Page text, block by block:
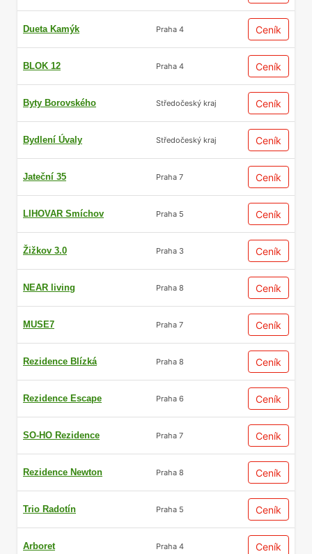
Dueta Kamýk Praha 4 Ceník
BLOK 12 Praha 4 Ceník
Byty Borovského Středočeský kraj Ceník
Bydlení Úvaly Středočeský kraj Ceník
Jateční 35 Praha 7 Ceník
LIHOVAR Smíchov Praha 5 Ceník
Žižkov 3.0 Praha 3 Ceník
NEAR living Praha 8 Ceník
MUSE7 Praha 7 Ceník
Rezidence Blízká Praha 8 Ceník
Rezidence Escape Praha 6 Ceník
SO-HO Rezidence Praha 7 Ceník
Rezidence Newton Praha 8 Ceník
Trio Radotín Praha 5 Ceník
Arboret Praha 4 Ceník